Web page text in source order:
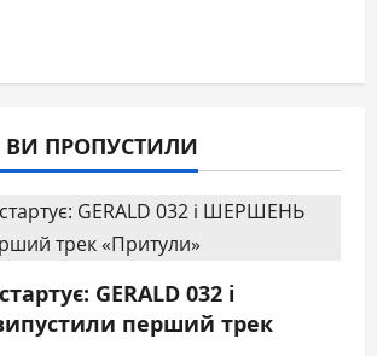
ПРОПУСТИЛИ
GERALD 032 і
перший трек